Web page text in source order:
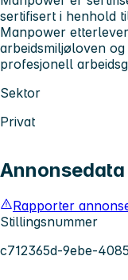
sertifisert i henhold
Manpower
arbeidsmiljøloven
profesjonell
Sektor
Privat
Annonsedata
Rapporter
Stillingsnummer
c712365d-9ebe-